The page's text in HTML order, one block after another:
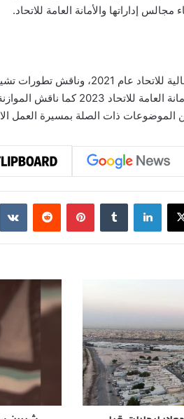
إداراتها والأمانة العامة للاتحاد.
واستعرض الاجتماع الحسابات الختامية
‫X لينكدإن ‏Tumblr بينتيريست ‏Reddit
ش
ي
س